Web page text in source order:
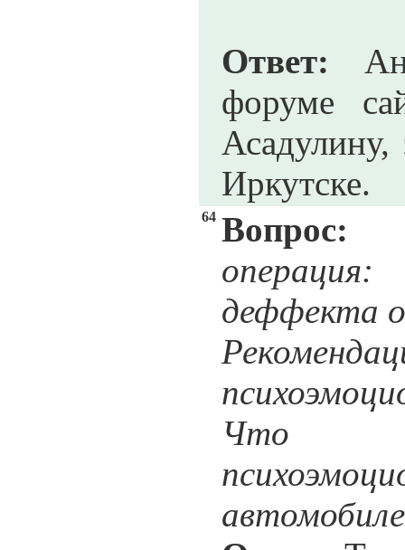
Ответ:
форуме
Иркутске.
64 Вопрос:
операция:
деффекта
Что